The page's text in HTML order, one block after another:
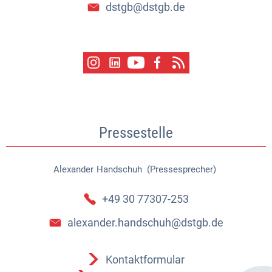
dstgb@dstgb.de
Pressestelle
Alexander Handschuh (Pressesprecher)
Alexander Handschuh
+49 30 77307-253
alexander.handschuh@dstgb.de
Kontaktformular